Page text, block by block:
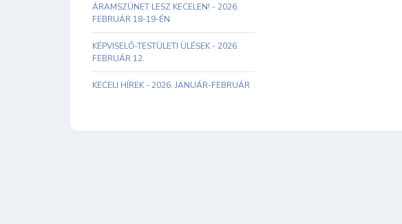
ÁRAMSZÜNET LESZ KECELEN! - 2026.
FEBRUÁR 18-19-ÉN
KÉPVISELŐ-TESTÜLETI ÜLÉSEK - 2026.
FEBRUÁR 12.
KECELI HÍREK - 2026. JANUÁR-FEBRUÁR